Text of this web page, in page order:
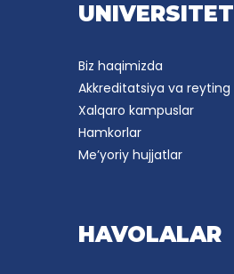
UNIVERSITET
Biz haqimizda
Akkreditatsiya va reyting
Xalqaro kampuslar
Hamkorlar
Me’yoriy hujjatlar
HAVOLALAR